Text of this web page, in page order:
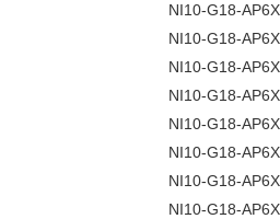
NI10-G18-
NI10-G18-
NI10-G18-
NI10-G18-
NI10-G18-
NI10-G18-
NI10-G18-
NI10-G18-